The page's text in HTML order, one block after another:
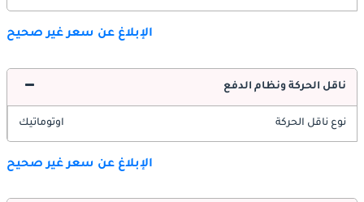
الإبلاغ عن سعر غير صحيح
ناقل الحركة ونظام الدفع
نوع ناقل الحركة اوتوماتيك
الإبلاغ عن سعر غير صحيح